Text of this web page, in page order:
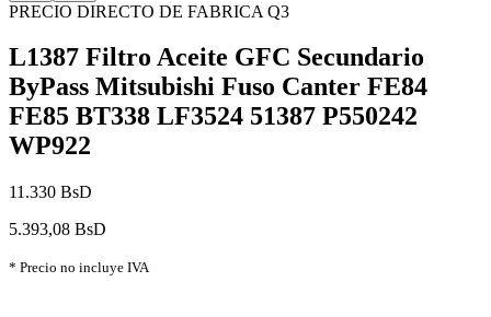
PRECIO DIRECTO DE FABRICA Q3
L1387 Filtro Aceite GFC Secundario
ByPass Mitsubishi Fuso Canter FE84
FE85 BT338 LF3524 51387 P550242
WP922
11.330 BsD
5.393,08 BsD
* Precio no incluye IVA